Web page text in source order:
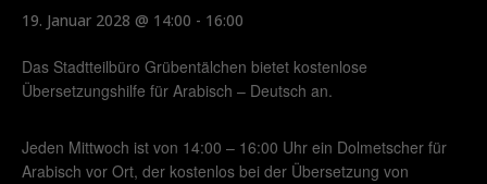
19. Januar 2028 @ 14:00 - 16:00
Das Stadtteilbüro Grübentälchen bietet kostenlose
Übersetzungshilfe für Arabisch – Deutsch an.
Jeden Mittwoch ist von 14:00 – 16:00 Uhr ein Dolmetscher für
Arabisch vor Ort, der kostenlos bei der Übersetzung von